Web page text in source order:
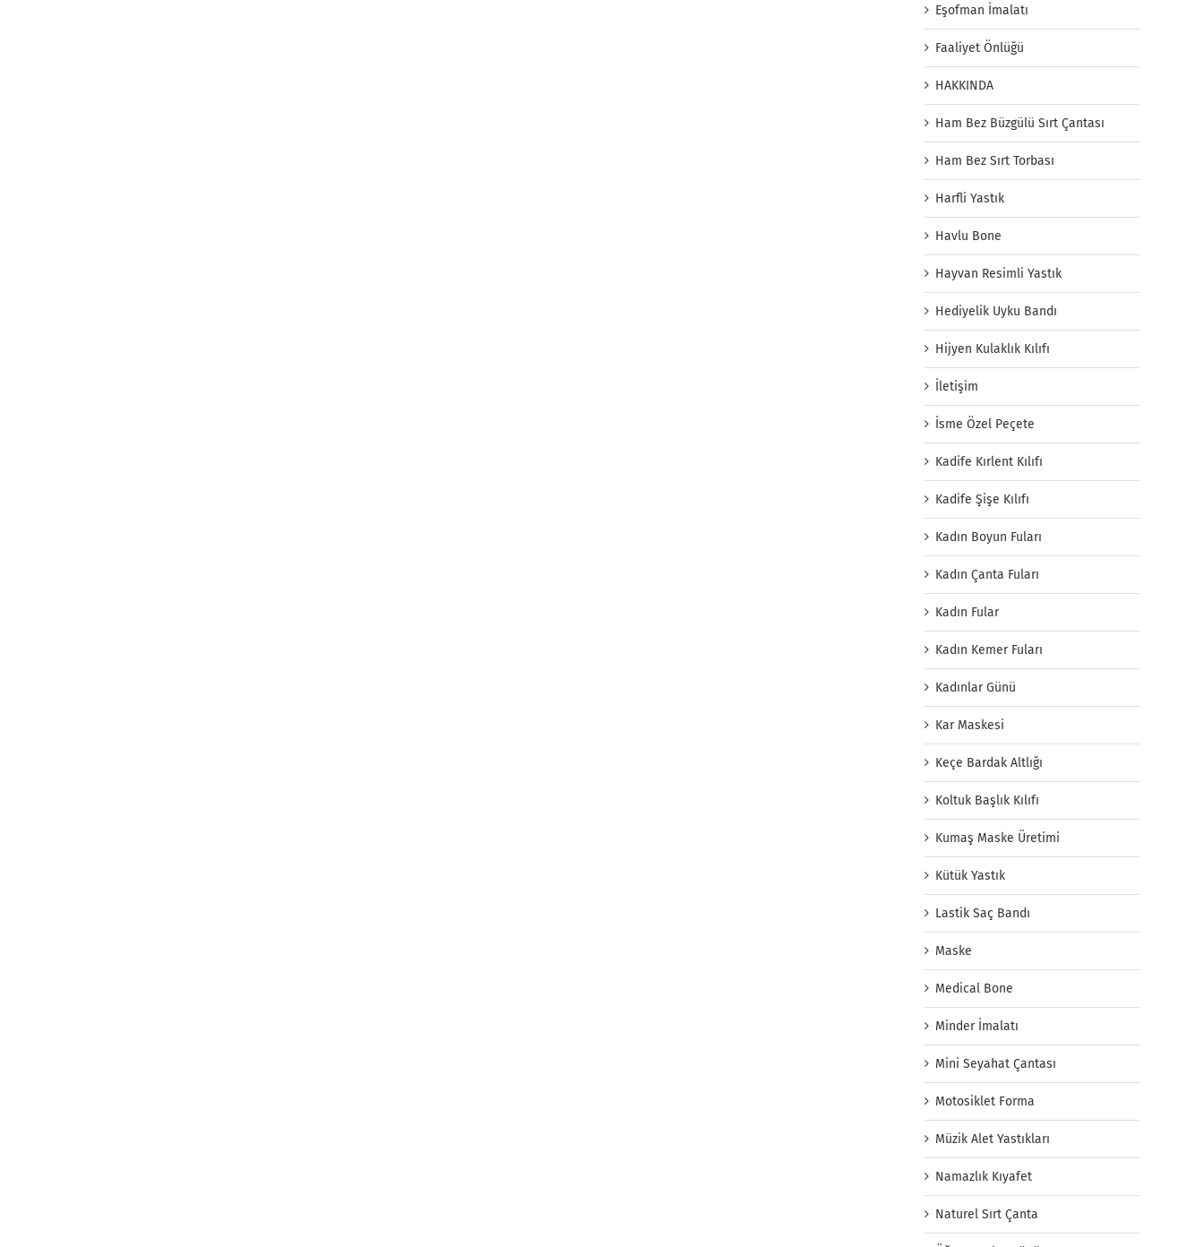
Eşofman İmalatı
Faaliyet Önlüğü
HAKKINDA
Ham Bez Büzgülü Sırt Çantası
Ham Bez Sırt Torbası
Harfli Yastık
Havlu Bone
Hayvan Resimli Yastık
Hediyelik Uyku Bandı
Hijyen Kulaklık Kılıfı
İletişim
İsme Özel Peçete
Kadife Kırlent Kılıfı
Kadife Şişe Kılıfı
Kadın Boyun Fuları
Kadın Çanta Fuları
Kadın Fular
Kadın Kemer Fuları
Kadınlar Günü
Kar Maskesi
Keçe Bardak Altlığı
Koltuk Başlık Kılıfı
Kumaş Maske Üretimi
Kütük Yastık
Lastik Saç Bandı
Maske
Medical Bone
Minder İmalatı
Mini Seyahat Çantası
Motosiklet Forma
Müzik Alet Yastıkları
Namazlık Kıyafet
Naturel Sırt Çanta